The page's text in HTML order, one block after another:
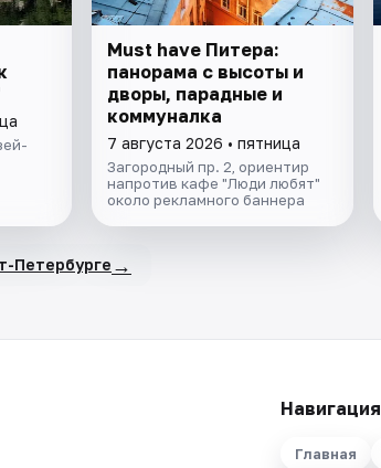
Must have Питера:
панорама с высоты и
дворы, парадные и
коммуналка
7 августа 2026 • пятница
Загородный пр. 2, ориентир
напротив кафе "Люди любят"
около рекламного баннера
Петербурге →
Навигация
Главная